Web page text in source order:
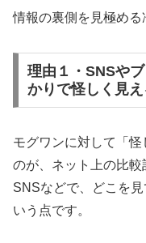
情報の裏側を見極める
理由１・SNSや
かりで怪しく見え
モグワンに対して「
のが、ネット上の比較
SNSなどで、どこを
いう点です。